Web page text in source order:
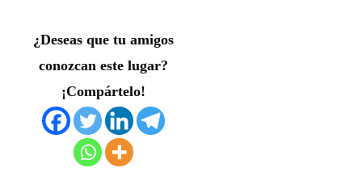
¿Deseas que tu amigos
conozcan este lugar?
¡Compártelo!